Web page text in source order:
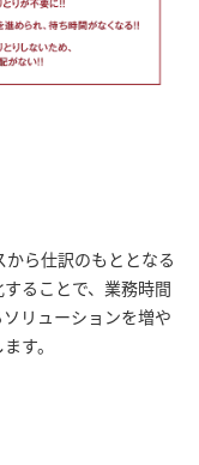
ら仕訳のもととなる
ることで、業務時間
リューションを増や
す。